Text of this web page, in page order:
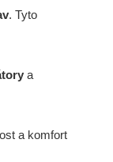
. Tyto
a
a komfort